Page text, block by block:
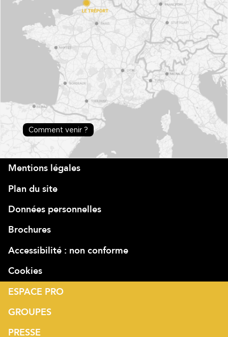
Comment venir ?
Mentions légales
Plan du site
Données personnelles
Brochures
Accessibilité : non conforme
Cookies
ESPACE PRO
GROUPES
PRESSE